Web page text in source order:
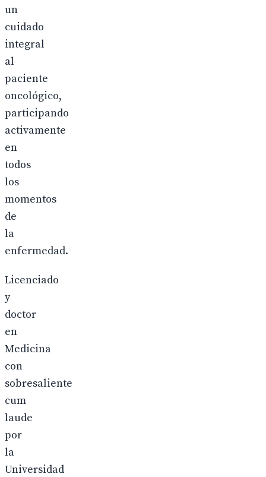
un
cuidado
integral
al
paciente
oncológico,
participando
activamente
en
todos
los
momentos
de
la
enfermedad.
Licenciado
y
doctor
en
Medicina
con
sobresaliente
cum
laude
por
la
Universidad